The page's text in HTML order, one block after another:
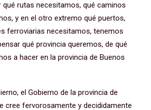
qué rutas necesitamos, qué caminos
y en el otro extremo qué puertos,
ferroviarias necesitamos, tenemos
qué provincia queremos, de qué
a hacer en la provincia de Buenos
el Gobierno de la provincia de
cree fervorosamente y decididamente